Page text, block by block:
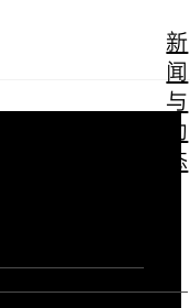
新
闻
与
动
态